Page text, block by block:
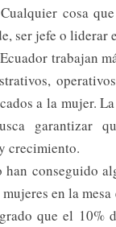
cosa
ser jefe o liderar
trabajan
a la mujer.
garantizar
crecimiento.
han conseguido
en la
que el 10%